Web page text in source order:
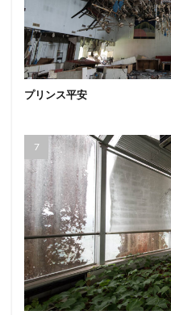
プリンス平安